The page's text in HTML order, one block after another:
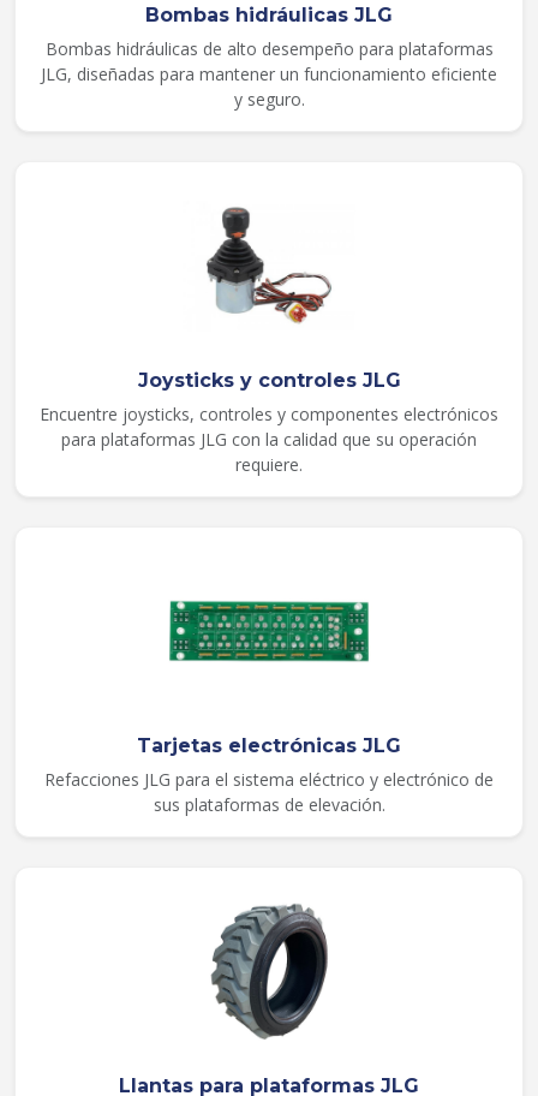
Bombas hidráulicas JLG
Bombas hidráulicas de alto desempeño para plataformas
JLG, diseñadas para mantener un funcionamiento eficiente
y seguro.
Joysticks y controles JLG
Encuentre joysticks, controles y componentes electrónicos
para plataformas JLG con la calidad que su operación
requiere.
Tarjetas electrónicas JLG
Refacciones JLG para el sistema eléctrico y electrónico de
sus plataformas de elevación.
Llantas para plataformas JLG